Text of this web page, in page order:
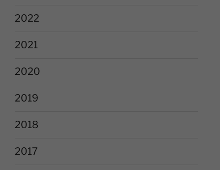
2022
2021
2020
2019
2018
2017